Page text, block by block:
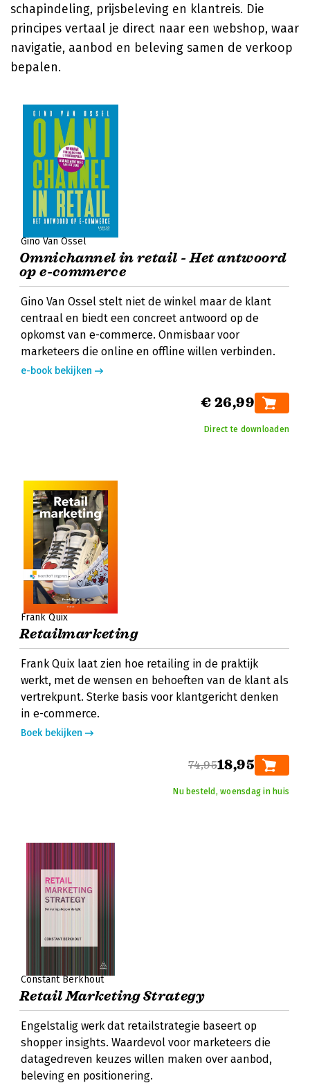
schapindeling, prijsbeleving en klantreis. Die
principes vertaal je direct naar een webshop, waar
navigatie, aanbod en beleving samen de verkoop
bepalen.
Gino Van Ossel
Omnichannel in retail - Het antwoord
op e-commerce
Gino Van Ossel stelt niet de winkel maar de klant
centraal en biedt een concreet antwoord op de
opkomst van e-commerce. Onmisbaar voor
marketeers die online en offline willen verbinden.
e-book bekijken
€ 26,99
Direct te downloaden
Frank Quix
Retailmarketing
Frank Quix laat zien hoe retailing in de praktijk
werkt, met de wensen en behoeften van de klant als
vertrekpunt. Sterke basis voor klantgericht denken
in e-commerce.
Boek bekijken
74,9518,95
Nu besteld, woensdag in huis
Constant Berkhout
Retail Marketing Strategy
Engelstalig werk dat retailstrategie baseert op
shopper insights. Waardevol voor marketeers die
datagedreven keuzes willen maken over aanbod,
beleving en positionering.